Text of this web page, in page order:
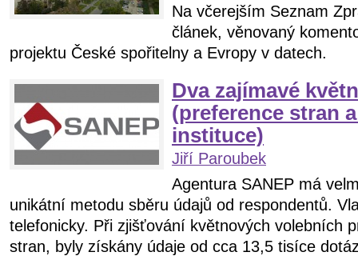
Na včerejším Seznam
článek, věnovaný
projektu České spořitelny a Evropy v datech.
Dva zajímavé
(preference stran
instituce)
Jiří Paroubek
Agentura SANEP má
unikátní metodu sběru údajů od respondentů.
telefonicky. Při zjišťování květnových volebních
stran, byly získány údaje od cca 13,5 tisíce